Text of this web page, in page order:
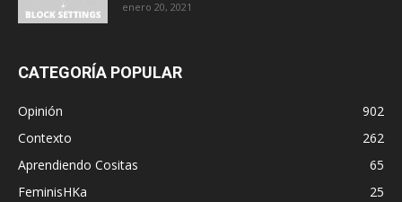
enero 20, 2021
CATEGORÍA POPULAR
Opinión
902
Contexto
262
Aprendiendo Cositas
65
FeminisHKa
25